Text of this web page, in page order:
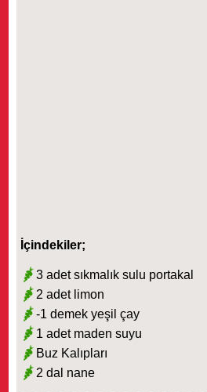
İçindekiler;
3 adet sıkmalık sulu portakal
2 adet limon
-1 demek yeşil çay
1 adet maden suyu
Buz Kalıpları
2 dal nane